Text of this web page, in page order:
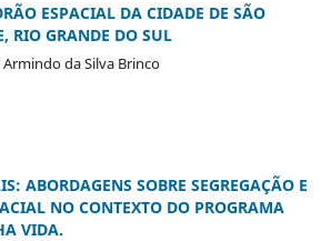
ESPACIAL DA CIDADE DE SÃO
RIO GRANDE DO SUL
da Silva Brinco
ABORDAGENS SOBRE SEGREGAÇÃO E
NO CONTEXTO DO PROGRAMA
VIDA.